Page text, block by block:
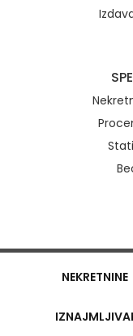
NEKRETNINE